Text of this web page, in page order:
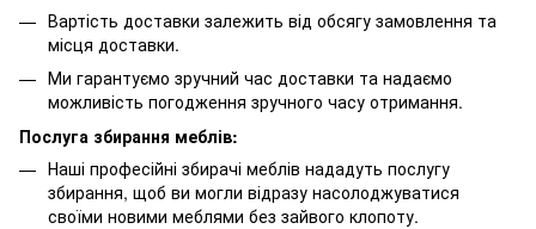
Вартість доставки залежить від обсягу замовлення та
місця доставки.
Ми гарантуємо зручний час доставки та надаємо
можливість погодження зручного часу отримання.
Послуга збирання меблів:
Наші професійні збирачі меблів нададуть послугу
збирання, щоб ви могли відразу насолоджуватися
своїми новими меблями без зайвого клопоту.